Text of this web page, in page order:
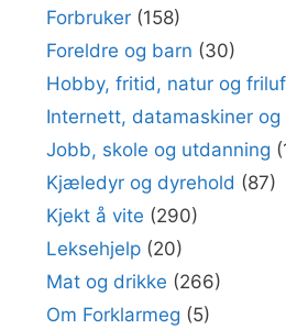
Forbruker (158)
Foreldre og barn (30)
Hobby, fritid, natur og
Internett, datamaskiner og
Jobb, skole og utdanning
Kjæledyr og dyrehold (87)
Kjekt å vite (290)
Leksehjelp (20)
Mat og drikke (266)
Om Forklarmeg (5)